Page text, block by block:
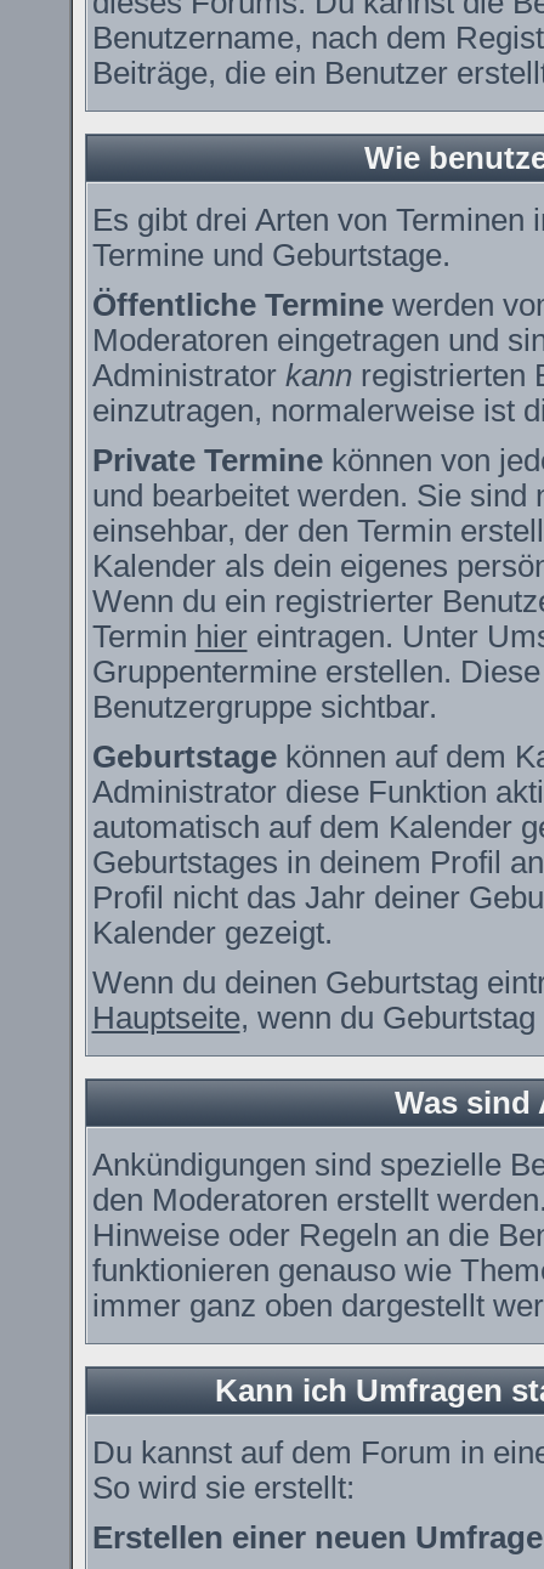
Benutzername, nach dem
Beiträge, die ein Benutzer
Wie
Es gibt drei Arten von Terminen
Termine und Geburtstage.
Öffentliche Terminewerden
Moderatoren eingetragen und
Administrator kannregistrierten
einzutragen, normalerweise ist
Private Terminekönnen von
und bearbeitet werden. Sie
einsehbar, der den Termin
Kalender als dein eigenes
Wenn du ein registrierter
Termin hiereintragen. Unter
Gruppentermine erstellen.
Benutzergruppe sichtbar.
Geburtstagekönnen auf dem
Administrator diese Funktion
automatisch auf dem Kalender
Geburtstages in deinem Profil
Profil nicht das Jahr deiner
Kalender gezeigt.
Wenn du deinen Geburtstag
Hauptseite, wenn du Geburtstag
Was sind
Ankündigungen sind spezielle
den Moderatoren erstellt
Hinweise oder Regeln an die
funktionieren genauso wie
immer ganz oben dargestellt
Kann ich Umfragen
Du kannst auf dem Forum in
So wird sie erstellt:
Erstellen einer neuen Umfrage